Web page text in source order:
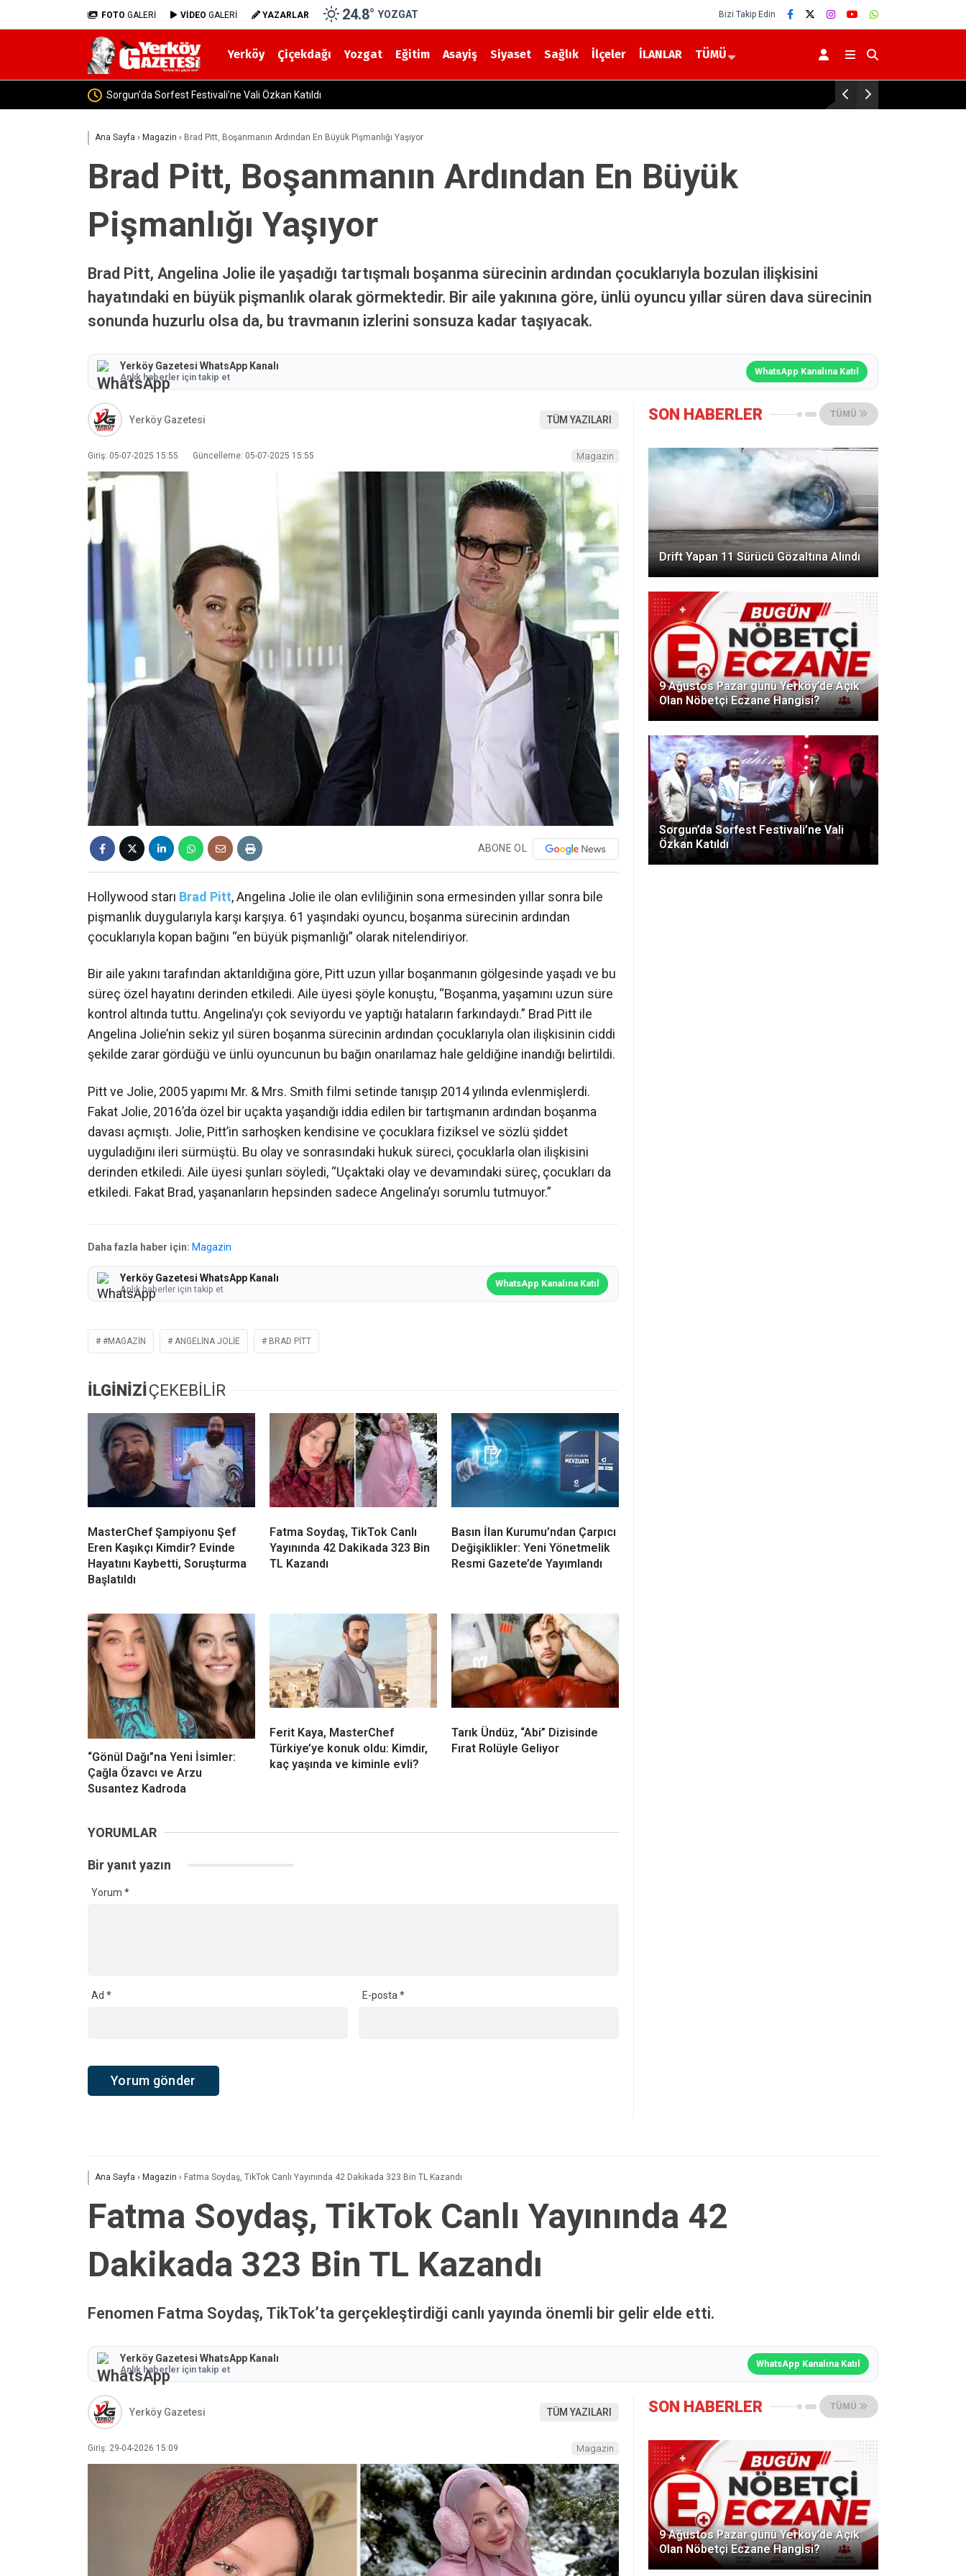
FOTO GALERİ VİDEO GALERİ YAZARLAR 24.8° YOZGAT Bizi Takip Edin
Yerköy Çiçekdağı Yozgat Eğitim Asayiş Siyaset Sağlık İlçeler İLANLAR TÜMÜ
Yozgat’ta Jandarma Baraj ve Göletlerde Güvenlik Denetimi Yerköy-Kayseri
Ana Sayfa › Magazin › Brad Pitt, Boşanmanın Ardından En Büyük Pişmanlığı Yaşıyor
Brad Pitt, Boşanmanın Ardından En Büyük
Pişmanlığı Yaşıyor
Brad Pitt, Angelina Jolie ile yaşadığı tartışmalı boşanma sürecinin ardından çocuklarıyla bozulan ilişkisini
hayatındaki en büyük pişmanlık olarak görmektedir. Bir aile yakınına göre, ünlü oyuncu yıllar süren dava sürecinin
sonunda huzurlu olsa da, bu travmanın izlerini sonsuza kadar taşıyacak.
Yerköy Gazetesi WhatsApp Kanalı
Anlık haberler için takip et
WhatsApp Kanalına Katıl
Yerköy Gazetesi TÜM YAZILARI
Giriş: 05-07-2025 15:55 Güncelleme: 05-07-2025 15:55 Magazin
ABONE OL
Hollywood starı Brad Pitt, Angelina Jolie ile olan evliliğinin sona ermesinden yıllar sonra bile
pişmanlık duygularıyla karşı karşıya. 61 yaşındaki oyuncu, boşanma sürecinin ardından
çocuklarıyla kopan bağını “en büyük pişmanlığı” olarak nitelendiriyor.
Bir aile yakını tarafından aktarıldığına göre, Pitt uzun yıllar boşanmanın gölgesinde yaşadı ve bu
süreç özel hayatını derinden etkiledi. Aile üyesi şöyle konuştu, “Boşanma, yaşamını uzun süre
kontrol altında tuttu. Angelina’yı çok seviyordu ve yaptığı hataların farkındaydı.” Brad Pitt ile
Angelina Jolie’nin sekiz yıl süren boşanma sürecinin ardından çocuklarıyla olan ilişkisinin ciddi
şekilde zarar gördüğü ve ünlü oyuncunun bu bağın onarılamaz hale geldiğine inandığı belirtildi.
Pitt ve Jolie, 2005 yapımı Mr. & Mrs. Smith filmi setinde tanışıp 2014 yılında evlenmişlerdi.
Fakat Jolie, 2016’da özel bir uçakta yaşandığı iddia edilen bir tartışmanın ardından boşanma
davası açmıştı. Jolie, Pitt’in sarhoşken kendisine ve çocuklara fiziksel ve sözlü şiddet
uyguladığını ileri sürmüştü. Bu olay ve sonrasındaki hukuk süreci, çocuklarla olan ilişkisini
derinden etkiledi. Aile üyesi şunları söyledi, “Uçaktaki olay ve devamındaki süreç, çocukları da
etkiledi. Fakat Brad, yaşananların hepsinden sadece Angelina’yı sorumlu tutmuyor.”
Daha fazla haber için: Magazin
Yerköy Gazetesi WhatsApp Kanalı
Anlık haberler için takip et
WhatsApp Kanalına Katıl
#MAGAZIN ANGELINA JOLIE BRAD PITT
İLGİNİZİÇEKEBİLİR
MasterChef Şampiyonu Şef
Eren Kaşıkçı Kimdir? Evinde
Hayatını Kaybetti, Soruşturma
Başlatıldı
Fatma Soydaş, TikTok Canlı
Yayınında 42 Dakikada 323 Bin
TL Kazandı
Basın İlan Kurumu’ndan Çarpıcı
Değişiklikler: Yeni Yönetmelik
Resmi Gazete’de Yayımlandı
“Gönül Dağı”na Yeni İsimler:
Çağla Özavcı ve Arzu
Susantez Kadroda
Ferit Kaya, MasterChef
Türkiye’ye konuk oldu: Kimdir,
kaç yaşında ve kiminle evli?
Tarık Ündüz, “Abi” Dizisinde
Fırat Rolüyle Geliyor
YORUMLAR
Bir yanıt yazın
Yorum *
Ad * E-posta *
SON HABERLER TÜMÜ
Drift Yapan 11 Sürücü Gözaltına Alındı
9 Ağustos Pazar günü Yerköy’de Açık
Olan Nöbetçi Eczane Hangisi?
Sorgun’da Sorfest Festivali’ne Vali
Özkan Katıldı
Ana Sayfa › Magazin › Fatma Soydaş, TikTok Canlı Yayınında 42 Dakikada 323 Bin TL Kazandı
Fatma Soydaş, TikTok Canlı Yayınında 42
Dakikada 323 Bin TL Kazandı
Fenomen Fatma Soydaş, TikTok’ta gerçekleştirdiği canlı yayında önemli bir gelir elde etti.
Yerköy Gazetesi WhatsApp Kanalı
Anlık haberler için takip et
WhatsApp Kanalına Katıl
Yerköy Gazetesi TÜM YAZILARI
Giriş: 29-04-2026 15:09 Magazin
SON HABERLER TÜMÜ
9 Ağustos Pazar günü Yerköy’de Açık
Olan Nöbetçi Eczane Hangisi?